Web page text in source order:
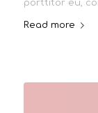
porttitor eu,
Read more